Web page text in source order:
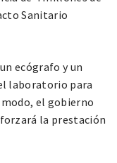
Sanitario
ecógrafo y un
laboratorio para
el gobierno
la prestación